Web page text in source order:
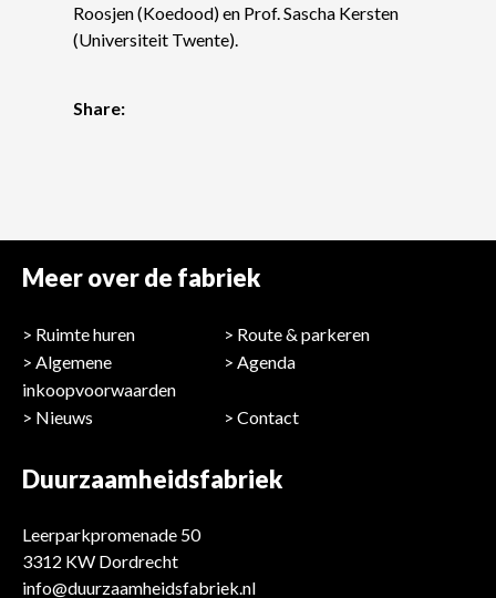
Roosjen (Koedood) en Prof. Sascha Kersten
(Universiteit Twente).
Share:
Meer over de fabriek
Ruimte huren
Route & parkeren
Algemene
inkoopvoorwaarden
Agenda
Nieuws Contact
Duurzaamheidsfabriek
Leerparkpromenade 50
3312 KW Dordrecht
info@duurzaamheidsfabriek.nl